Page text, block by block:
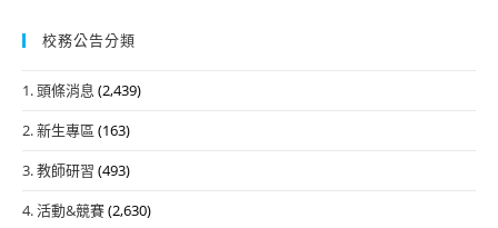
校務公告分類
1. 頭條消息 (2,439)
2. 新生專區 (163)
3. 教師研習 (493)
4. 活動&競賽(2,630)